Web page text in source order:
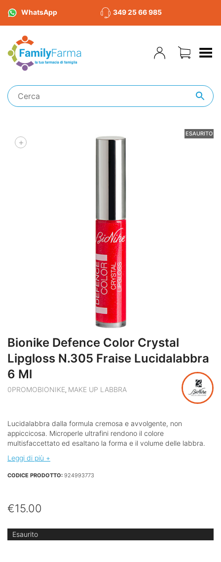
WhatsApp 349 25 66 985
Toggle Menu
ESAURITO
+
Bionike Defence Color Crystal
Lipgloss N.305 Fraise Lucidalabbra
6 Ml
0PROMOBIONIKE, MAKE UP LABBRA
Lucidalabbra dalla formula cremosa e avvolgente, non
appiccicosa. Microperle ultrafini rendono il colore
multisfaccettato ed esaltano la forma e il volume delle labbra.
Leggi di più +
CODICE PRODOTTO: 924993773
€15.00
Esaurito